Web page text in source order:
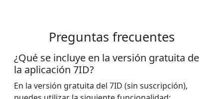
Preguntas frecuentes
¿Qué se incluye en la versión gratuita de
la aplicación 7ID?
En la versión gratuita del 7ID (sin suscripción),